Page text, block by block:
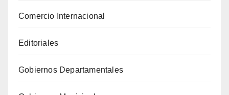
Comercio Internacional
Editoriales
Gobiernos Departamentales